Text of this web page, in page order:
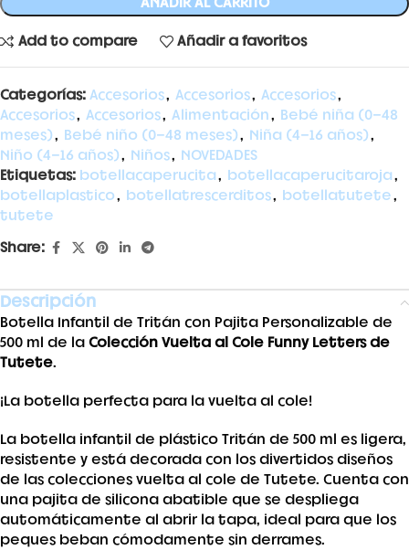
AÑADIR AL CARRITO
Add to compare Añadir a favoritos
Categorías: Accesorios, Accesorios, Accesorios,
Accesorios, Accesorios, Alimentación, Bebé niña (0-48
meses), Bebé niño (0-48 meses), Niña (4-16 años),
Niño (4-16 años), Niños, NOVEDADES
Etiquetas: botellacaperucita, botellacaperucitaroja,
botellaplastico, botellatrescerditos, botellatutete,
tutete
Share:
Descripción
Botella Infantil de Tritán con Pajita Personalizable de
500 ml de la Colección Vuelta al Cole Funny Letters de
Tutete.
¡La botella perfecta para la vuelta al cole!
La botella infantil de plástico Tritán de 500 ml es ligera,
resistente y está decorada con los divertidos diseños
de las colecciones vuelta al cole de Tutete. Cuenta con
una pajita de silicona abatible que se despliega
automáticamente al abrir la tapa, ideal para que los
peques beban cómodamente sin derrames.